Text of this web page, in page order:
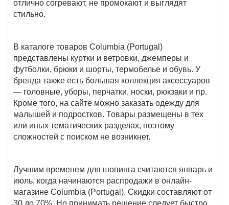
отлично согревают, не промокают и выглядят
стильно.
В каталоге товаров Columbia (Portugal)
представлены куртки и ветровки, джемперы и
футболки, брюки и шорты, термобелье и обувь. У
бренда также есть большая коллекция аксессуаров
— головные, уборы, перчатки, носки, рюкзаки и пр.
Кроме того, на сайте можно заказать одежду для
малышей и подростков. Товары размещены в тех
или иных тематических разделах, поэтому
сложностей с поиском не возникнет.
Лучшим временем для шопинга считаются январь и
июль, когда начинаются распродажи в онлайн-
магазине Columbia (Portugal). Скидки составляют от
30 до 70%. Но принимать решение следует быстро,